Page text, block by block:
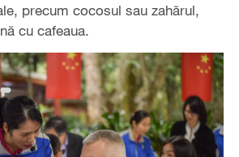
precum cocosul sau zahărul,
cu cafeaua.